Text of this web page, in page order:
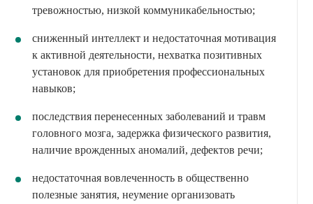
тревожностью, низкой коммуникабельностью;
сниженный интеллект и недостаточная мотивация
к активной деятельности, нехватка позитивных
установок для приобретения профессиональных
навыков;
последствия перенесенных заболеваний и травм
головного мозга, задержка физического развития,
наличие врожденных аномалий, дефектов речи;
недостаточная вовлеченность в общественно
полезные занятия, неумение организовать